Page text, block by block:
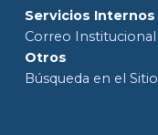
Servicios Internos
Correo Institucional
Otros
Búsqueda en el Sitio